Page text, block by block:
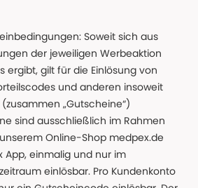
Soweit sich aus
der jeweiligen Werbeaktion
ergibt, gilt für die Einlösung von
und anderen insoweit
„Gutscheine“)
sind ausschließlich im Rahmen
Online-Shop medpex.de
App, einmalig und nur im
einlösbar. Pro Kundenkonto